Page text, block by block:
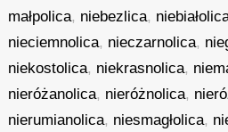
małpolica, niebezlica,
nieciemnolica, nieczarnolica,
niekostolica, niekrasnolica,
nieróżanolica, nieróżnolica,
nierumianolica, niesmagłolica,